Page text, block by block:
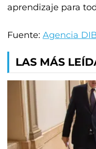
aprendizaje para
Fuente: Agencia
LAS MÁS